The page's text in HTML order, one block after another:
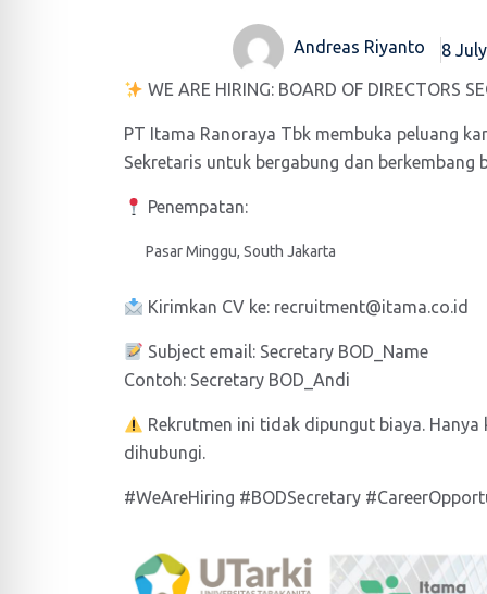
Andreas Riyanto 8
WE ARE HIRING: BOARD OF DIRECTORS
PT Itama Ranoraya Tbk membuka peluang
Sekretaris untuk bergabung dan berkembang
Penempatan:
Pasar Minggu, South Jakarta
Kirimkan CV ke: recruitment@itama.co.id
Subject email: Secretary BOD_Name
Contoh: Secretary BOD_Andi
Rekrutmen ini tidak dipungut biaya.
dihubungi.
#WeAreHiring #BODSecretary